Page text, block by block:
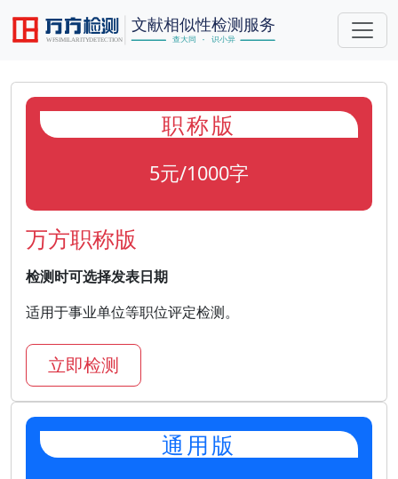
职称版
5元/1000字
万方职称版
检测时可选择发表日期
适用于事业单位等职位评定检测。
立即检测
通用版